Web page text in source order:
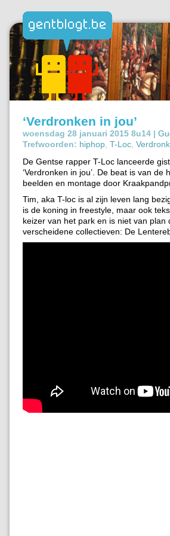
‘Verdronken in jou’
woensdag 28 januari 2015 8u14 |
Trefwoorden: hiphop T-Loc
De Gentse rapper T-Loc lanceerde
‘Verdronken in jou’. De beat is van
beelden en montage door
Tim, aka T-loc is al zijn leven lang
is de koning in freestyle, maar ook
keizer van het park en is niet van
verscheidene collectieven: De